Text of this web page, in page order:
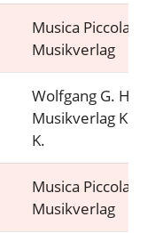
Musica Piccola
Musikverlag
Wolfgang G.
Musikverlag Köln
K.
Musica Piccola
Musikverlag